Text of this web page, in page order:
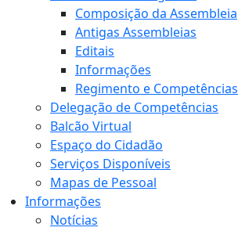
Composição da Assembleia
Antigas Assembleias
Editais
Informações
Regimento e Competências
Delegação de Competências
Balcão Virtual
Espaço do Cidadão
Serviços Disponíveis
Mapas de Pessoal
Informações
Notícias